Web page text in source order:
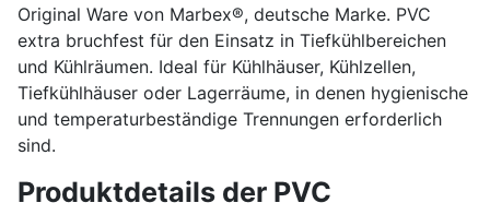
Original Ware von Marbex®, deutsche Marke. PVC
extra bruchfest für den Einsatz in Tiefkühlbereichen
und Kühlräumen. Ideal für Kühlhäuser, Kühlzellen,
Tiefkühlhäuser oder Lagerräume, in denen hygienische
und temperaturbeständige Trennungen erforderlich
sind.
Produktdetails der PVC